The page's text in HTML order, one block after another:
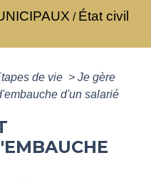
/ État civil
de vie > Je gère
d'un salarié